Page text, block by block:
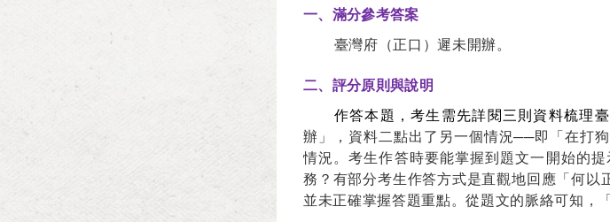
一、滿分參考答案
臺灣府（正口）遲未開辦。
二、評分原則與說明
作答本題，考生需先詳閱三則資料梳理
辦」，資料二點出了另一個情況──即「在打
情況。考生作答時要能掌握到題文一開始的
務？有部分考生作答方式是直觀地回應「何以
並未正確掌握答題重點。從題文的脈絡可知，